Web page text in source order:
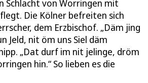
Schlacht von Worringen mit
Die Kölner befreiten sich
dem Erzbischof. „Däm jing
Jeld, nit öm uns Siel däm
„Dat durf im nit jelinge, dröm
hin.“ So lieben es die